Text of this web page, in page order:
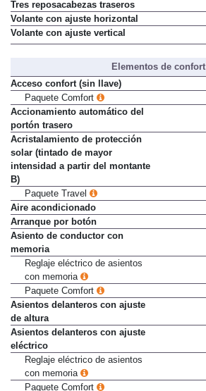
Tres reposacabezas traseros
Volante con ajuste horizontal
Volante con ajuste vertical
Elementos de confort
Acceso confort (sin llave)
Paquete Comfort
Accionamiento automático del
portón trasero
Acristalamiento de protección
solar (tintado de mayor
intensidad a partir del montante
Paquete Travel
Aire acondicionado
Arranque por botón
Asiento de conductor con
memoria
Reglaje eléctrico de asientos
con memoria
Paquete Comfort
Asientos delanteros con ajuste
de altura
Asientos delanteros con ajuste
eléctrico
Reglaje eléctrico de asientos
con memoria